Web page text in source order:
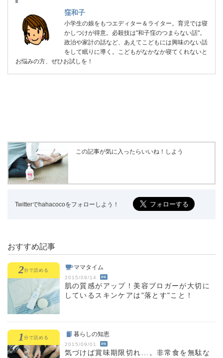
窪和子
小学生の娘をもつエディター＆ライター。育児では寝
かしつけが得意。必殺技は"和子窪のつまらない話"。
政治や家計の話など、あえてこどもには興味のない話
をして眠りに導く。こどもがなかなか寝てくれないと
お悩みの方、ぜひお試しを！
この記事が気に入ったらいいね！しよう
Twitterでhahacocoをフォローしよう！
おすすめ記事
2分で読める ママタイム
2015/09/14
肌の質感がアップ！美容ブロガーが大切に
しているスキンケアは"落とす"こと！
1分で読める 暮らしの知恵
2015/09/01
気づけば賞味期限切れ...。非常食を無駄な